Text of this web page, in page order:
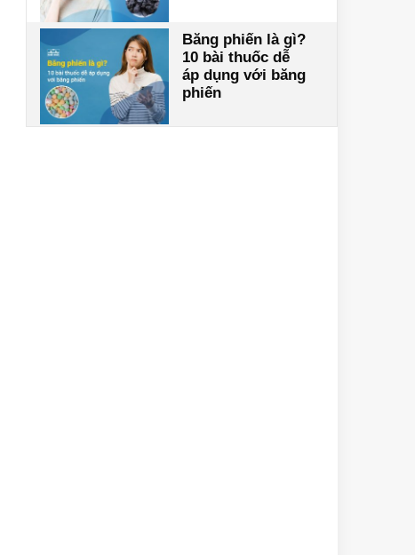
Băng phiến là gì?
10 bài thuốc dễ
áp dụng với băng
phiến